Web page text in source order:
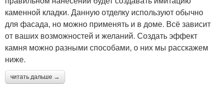
каменной кладки. Данную отделку используют обычно
для фасада, но можно применять и в доме. Всё зависит
от ваших возможностей и желаний. Создать эффект
камня можно разными способами, о них мы расскажем
ниже.
читать дальше →